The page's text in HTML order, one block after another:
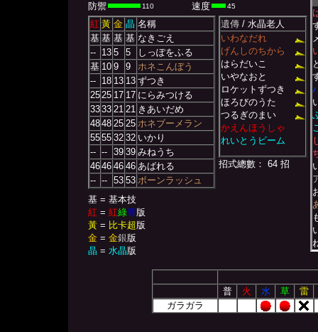
防禦 110 速度 45
紅 黃 金 晶 名稱
基 基 基 基 なきごえ
--
13 5 5
しっぽをふる
基 10 9 9
ホネこんぼう
--
18 13 13 ずつき
2525 17 17 にらみつける
3333 21 21 きあいだめ
4848 25 25 ホネブーメラン
5555 32 32 いかり
-- -- 39 39 みねうち
4646 46 46 あばれる
-- -- 53 53 ボーンラッシュ
基 = 基本技
紅 = 紅綠青版
黃= 比卡超 版
金= 金銀 版
晶 = 水晶 版
遺傳/ 水晶老人
いわなだれ
げんしのちから
はらだいこ
いやなおと
ロケットずつき
ほろびのうた
つるぎのまい
かえんほうしゃ
れいとうビーム
招式總數： 64 招
普 火 水 草
雷
ガラガラ